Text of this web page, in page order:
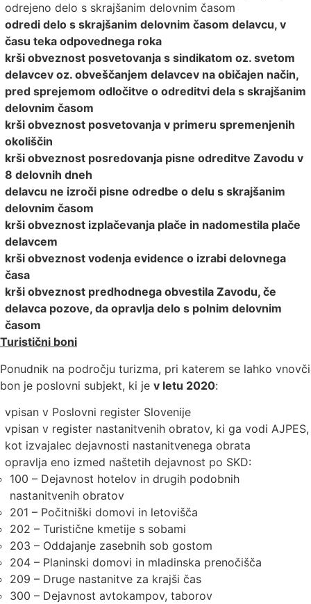
odrejeno delo s skrajšanim delovnim časom
odredi delo s skrajšanim delovnim časom delavcu, v
času teka odpovednega roka
krši obveznost posvetovanja s sindikatom oz. svetom
delavcev oz. obveščanjem delavcev na običajen način,
pred sprejemom odločitve o odreditvi dela s skrajšanim
delovnim časom
krši obveznost posvetovanja v primeru spremenjenih
okoliščin
krši obveznost posredovanja pisne odreditve Zavodu v
8 delovnih dneh
delavcu ne izroči pisne odredbe o delu s skrajšanim
delovnim časom
krši obveznost izplačevanja plače in nadomestila plače
delavcem
krši obveznost vodenja evidence o izrabi delovnega
časa
krši obveznost predhodnega obvestila Zavodu, če
delavca pozove, da opravlja delo s polnim delovnim
časom
Turistični boni
Ponudnik na področju turizma, pri katerem se lahko vnovči
bon je poslovni subjekt, ki je v letu 2020:
vpisan v Poslovni register Slovenije
vpisan v register nastanitvenih obratov, ki ga vodi AJPES,
kot izvajalec dejavnosti nastanitvenega obrata
opravlja eno izmed naštetih dejavnost po SKD:
100 – Dejavnost hotelov in drugih podobnih
nastanitvenih obratov
201 – Počitniški domovi in letovišča
202 – Turistične kmetije s sobami
203 – Oddajanje zasebnih sob gostom
204 – Planinski domovi in mladinska prenočišča
209 – Druge nastanitve za krajši čas
300 – Dejavnost avtokampov, taborov